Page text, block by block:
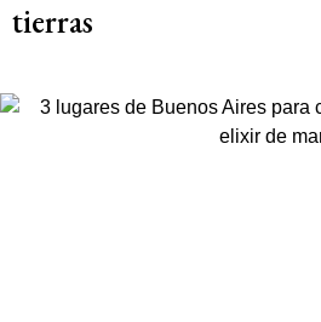
tierras